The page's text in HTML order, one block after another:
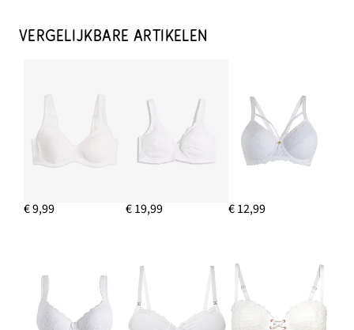
€ 19,99
€ 15,99
IN WINKELMANDJE
VERGELIJKBARE ARTIKELEN
€ 9,99 € 19,99 € 12,99